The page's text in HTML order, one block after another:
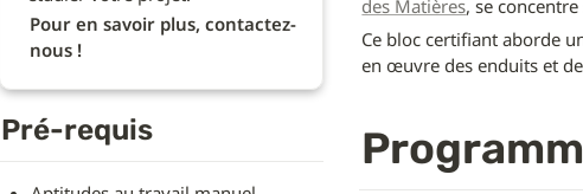
Pour en savoir plus, contactez-
nous !
Pré-requis
des Matières, se
Ce bloc certifiant aborde
en œuvre des enduits et